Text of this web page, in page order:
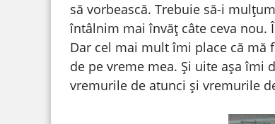
să vorbească. Trebuie să-i
întâlnim mai învăț câte ceva nou.
Dar cel mai mult îmi place că mă
de pe vreme mea. Și uite așa îmi
vremurile de atunci și vremurile